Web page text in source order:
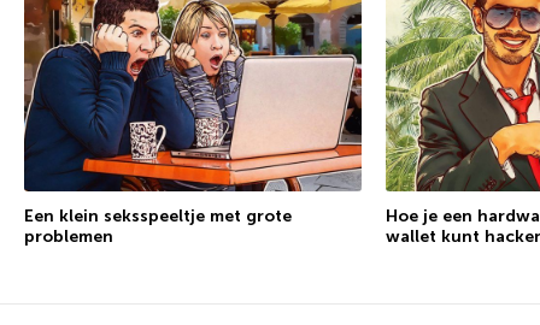
Een klein seksspeeltje met grote
problemen
Hoe je een
wallet kunt